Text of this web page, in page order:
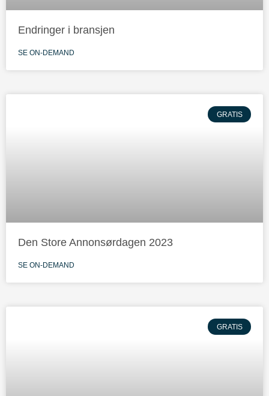
Endringer i bransjen
SE ON-DEMAND
GRATIS
Den Store Annonsørdagen 2023
SE ON-DEMAND
GRATIS